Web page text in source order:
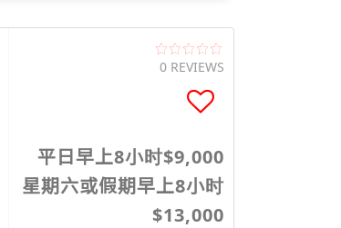
0 REVIEWS
平日早上8小时$9,000
星期六或假期早上8小时
$13,000